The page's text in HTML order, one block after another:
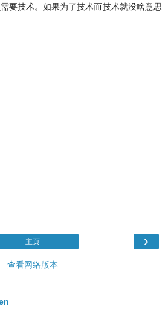
要技术。如果为了技术而技术就没啥意思
›
主页
查看网络版本